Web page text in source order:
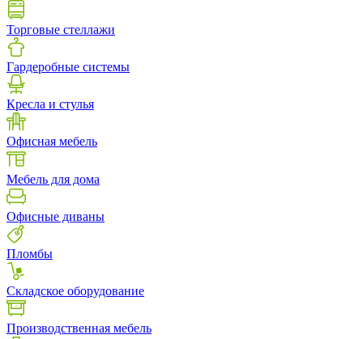
Торговые стеллажи
Гардеробные системы
Кресла и стулья
Офисная мебель
Мебель для дома
Офисные диваны
Пломбы
Складское оборудование
Производственная мебель